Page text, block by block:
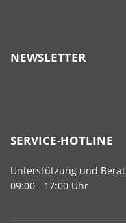
NEWSLETTER
SERVICE-HOTLINE
Unterstützung und
09:00 - 17:00 Uhr